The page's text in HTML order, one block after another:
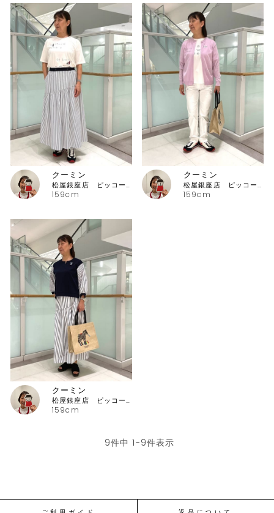
159cm
クーミン
松屋銀座店 ピッコーネ・ピッコーネクラブ
159cm
クーミン
松屋銀座店 ピッコーネ・ピッコーネクラブ
159cm
クーミン
松屋銀座店 ピッコーネ・ピッコーネクラブ
9件中 1-9件表示